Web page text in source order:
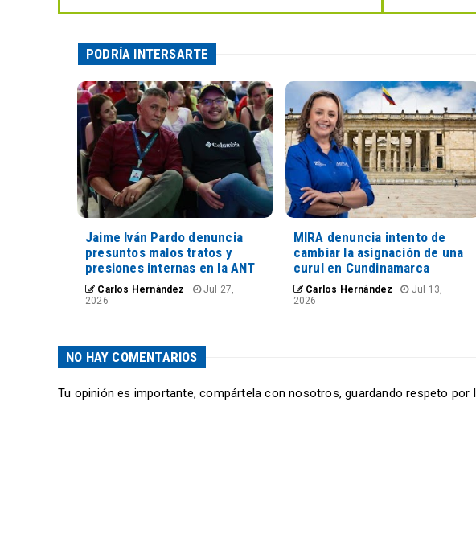
PODRÍA INTERSARTE
Jaime Iván Pardo denuncia
presuntos malos tratos y
presiones internas en la ANT
Carlos Hernández
Jul 27,
2026
MIRA denuncia intento de
cambiar la asignación de una
curul en Cundinamarca
Carlos Hernández
Jul 13,
2026
NO HAY COMENTARIOS
Tu opinión es importante, compártela con nosotros, guardando respeto por